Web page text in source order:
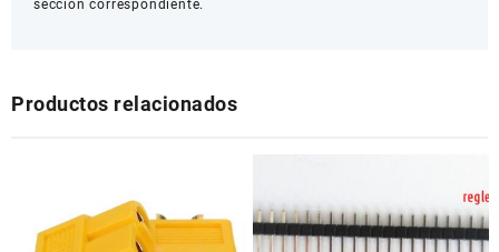
sección correspondiente.
Productos relacionados